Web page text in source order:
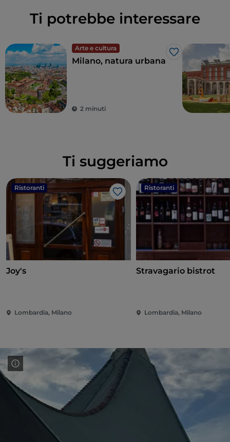
Ti potrebbe interessare
Arte e cultura
Like
Milano, natura urbana
2 minuti
Ti suggeriamo
Ristoranti
Like
Joy's
Lombardia, Milano
Ristoranti
Stravagario bistrot
Lombardia, Milano